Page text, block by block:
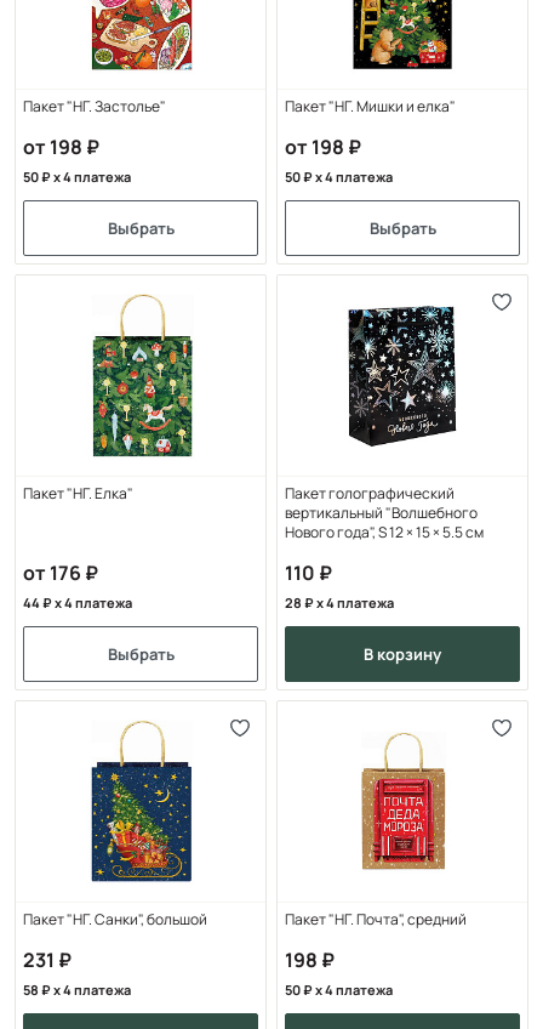
Пакет "НГ. Застолье"
от 198
50 x 4 платежа
Выбрать
Пакет "НГ. Мишки и елка"
от 198
50 x 4 платежа
Выбрать
Пакет "НГ. Елка"
от 176
44 x 4 платежа
Выбрать
Пакет голографический
вертикальный "Волшебного
Нового года", S 12 × 15 × 5.5 см
110
28 x 4 платежа
в корзину
Пакет "НГ. Санки", большой
231
58 x 4 платежа
Пакет "НГ. Почта", средний
198
50 x 4 платежа